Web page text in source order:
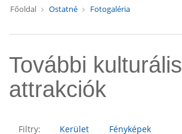
Főoldal Ostatné Fotogaléria
További kulturális
attrakciók
Filtry: Kerület Fényképek